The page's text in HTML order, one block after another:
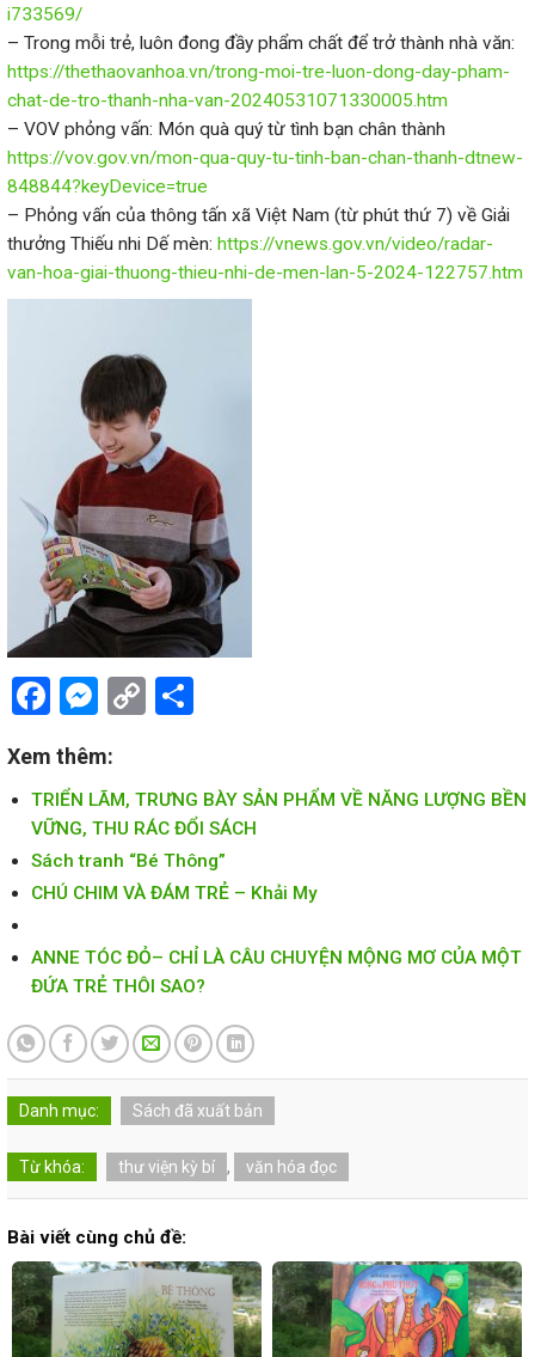
i733569/
– Trong mỗi trẻ, luôn đong đầy phẩm chất để trở thành nhà văn:
https://thethaovanhoa.vn/trong-moi-tre-luon-dong-day-pham-
chat-de-tro-thanh-nha-van-20240531071330005.htm
– VOV phỏng vấn: Món quà quý từ tình bạn chân thành
https://vov.gov.vn/mon-qua-quy-tu-tinh-ban-chan-thanh-dtnew-
848844?keyDevice=true
– Phỏng vấn của thông tấn xã Việt Nam (từ phút thứ 7) về Giải
thưởng Thiếu nhi Dế mèn: https://vnews.gov.vn/video/radar-
van-hoa-giai-thuong-thieu-nhi-de-men-lan-5-2024-122757.htm
Facebook
Messenger
Copy
Xem thêm:
TRIỂN LÃM, TRƯNG BÀY SẢN PHẨM VỀ NĂNG LƯỢNG BỀN
VỮNG, THU RÁC ĐỔI SÁCH
Sách tranh “Bé Thông”
CHÚ CHIM VÀ ĐÁM TRẺ – Khải My
ANNE TÓC ĐỎ– CHỈ LÀ CÂU CHUYỆN MỘNG MƠ CỦA MỘT
ĐỨA TRẺ THÔI SAO?
Danh mục: Sách đã xuất bản
Từ khóa: thư viện kỳ bí , văn hóa đọc
Bài viết cùng chủ đề: